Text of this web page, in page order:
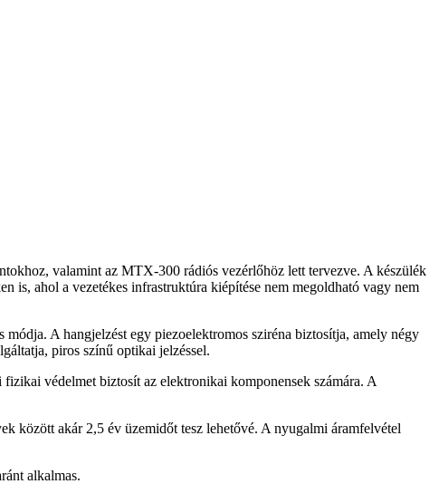
valamint az MTX-300 rádiós vezérlőhöz lett tervezve. A készülék
is, ahol a vezetékes infrastruktúra kiépítése nem megoldható vagy nem
A hangjelzést egy piezoelektromos sziréna biztosítja, amely négy
piros színű optikai jelzéssel.
védelmet biztosít az elektronikai komponensek számára. A
között akár 2,5 év üzemidőt tesz lehetővé. A nyugalmi áramfelvétel
alkalmas.